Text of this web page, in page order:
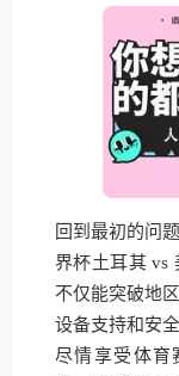
回到最初的问
界杯土耳其
不仅能突破地
设备支持和安
尽情享受体育